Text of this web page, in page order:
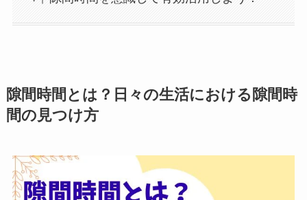
隙間時間とは？日々の生活における隙間時
間の見つけ方